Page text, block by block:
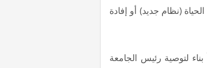
الحياة (نظام جديد) أو إفادة
لتوصية رئيس الجامعة